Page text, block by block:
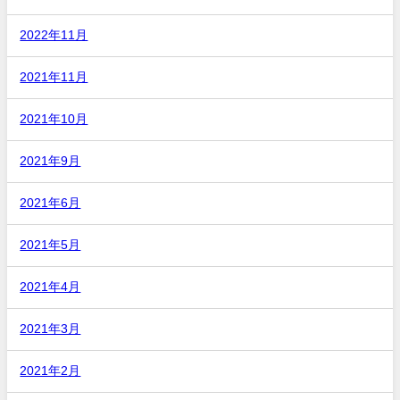
2022年11月
2021年11月
2021年10月
2021年9月
2021年6月
2021年5月
2021年4月
2021年3月
2021年2月